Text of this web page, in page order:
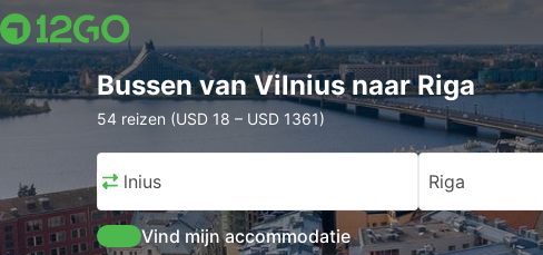
Bussen van Vilnius naar Riga
54 reizen (USD 18 – USD 1361)
Vilnius Riga
Vind mijn accommodatie